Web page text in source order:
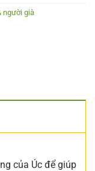
người già
của Úc để giúp